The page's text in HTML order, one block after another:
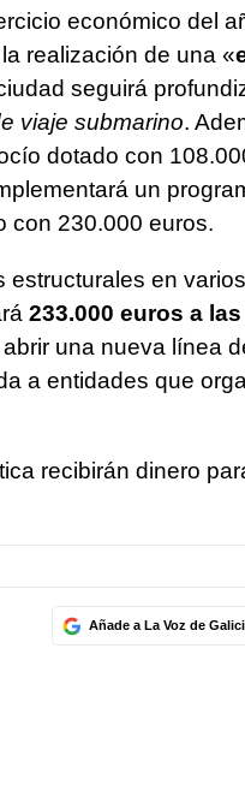
económico del
realización de una «
seguirá
viaje submarino.
dotado con
un
con 230.000 euros.
en
233.000 euros a
una nueva línea
a entidades que
recibirán dinero
Añade a La Voz de